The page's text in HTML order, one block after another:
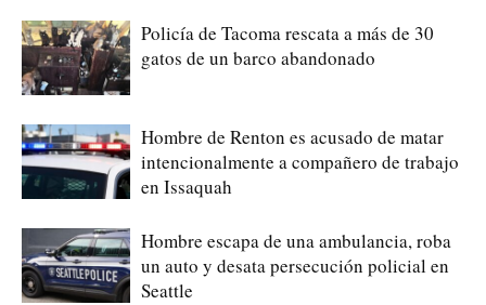
Policía de Tacoma rescata a más de 30
gatos de un barco abandonado
Hombre de Renton es acusado de matar
intencionalmente a compañero de trabajo
en Issaquah
Hombre escapa de una ambulancia, roba
un auto y desata persecución policial en
Seattle